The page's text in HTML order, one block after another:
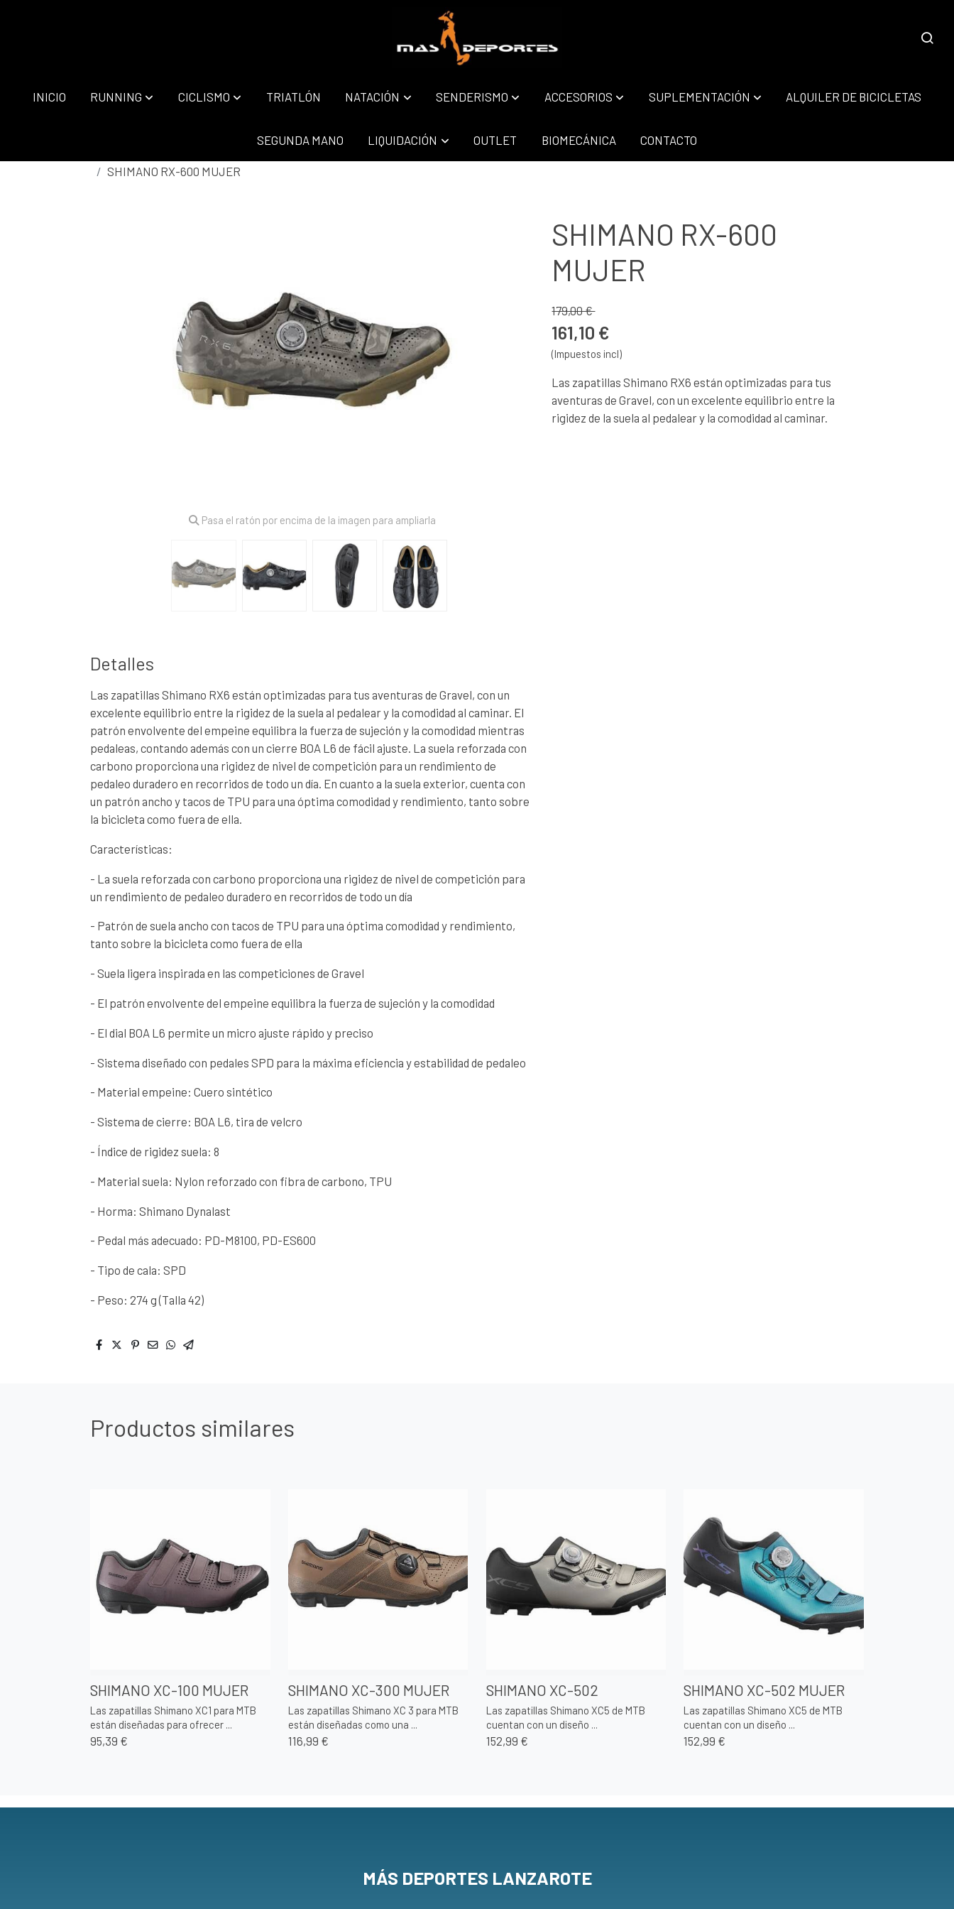
INICIO RUNNING CICLISMO TRIATLÓN NATACIÓN SENDERISMO ACCESORIOS SUPLEMENTACIÓN ALQUILER DE BICICLETAS
SEGUNDA MANO LIQUIDACIÓN OUTLET BIOMECÁNICA CONTACTO
SHIMANO RX-600 MUJER
Pasa el ratón por encima de la imagen para ampliarla
Detalles
Las zapatillas Shimano RX6 están optimizadas para tus aventuras de Gravel, con un
excelente equilibrio entre la rigidez de la suela al pedalear y la comodidad al caminar. El
patrón envolvente del empeine equilibra la fuerza de sujeción y la comodidad mientras
pedaleas, contando además con un cierre BOA L6 de fácil ajuste. La suela reforzada con
carbono proporciona una rigidez de nivel de competición para un rendimiento de
pedaleo duradero en recorridos de todo un día. En cuanto a la suela exterior, cuenta con
un patrón ancho y tacos de TPU para una óptima comodidad y rendimiento, tanto sobre
la bicicleta como fuera de ella.
Características:
- La suela reforzada con carbono proporciona una rigidez de nivel de competición para
un rendimiento de pedaleo duradero en recorridos de todo un día
- Patrón de suela ancho con tacos de TPU para una óptima comodidad y rendimiento,
tanto sobre la bicicleta como fuera de ella
- Suela ligera inspirada en las competiciones de Gravel
- El patrón envolvente del empeine equilibra la fuerza de sujeción y la comodidad
- El dial BOA L6 permite un micro ajuste rápido y preciso
- Sistema diseñado con pedales SPD para la máxima eficiencia y estabilidad de pedaleo
- Material empeine: Cuero sintético
- Sistema de cierre: BOA L6, tira de velcro
- Índice de rigidez suela: 8
- Material suela: Nylon reforzado con fibra de carbono, TPU
- Horma: Shimano Dynalast
- Pedal más adecuado: PD-M8100, PD-ES600
- Tipo de cala: SPD
- Peso: 274 g (Talla 42)
SHIMANO RX-600
MUJER
179,00 €
161,10 €
(Impuestos incl)
Las zapatillas Shimano RX6 están optimizadas para tus
aventuras de Gravel, con un excelente equilibrio entre la
rigidez de la suela al pedalear y la comodidad al caminar.
Productos similares
SHIMANO XC-100 MUJER
Las zapatillas Shimano XC1 para MTB
están diseñadas para ofrecer ...
95,39 €
SHIMANO XC-300 MUJER
Las zapatillas Shimano XC 3 para MTB
están diseñadas como una ...
116,99 €
SHIMANO XC-502
Las zapatillas Shimano XC5 de MTB
cuentan con un diseño ...
152,99 €
SHIMANO XC-502 MUJER
Las zapatillas Shimano XC5 de MTB
cuentan con un diseño ...
152,99 €
MÁS DEPORTES LANZAROTE